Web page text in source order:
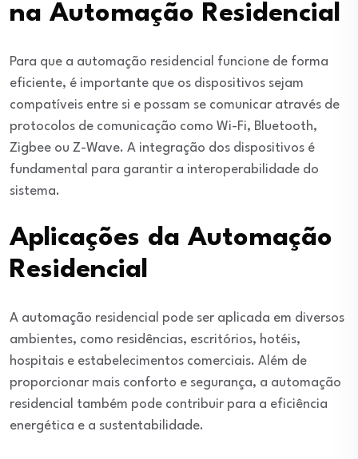
na Automação Residencial
Para que a automação residencial funcione de forma
eficiente, é importante que os dispositivos sejam
compatíveis entre si e possam se comunicar através de
protocolos de comunicação como Wi-Fi, Bluetooth,
Zigbee ou Z-Wave. A integração dos dispositivos é
fundamental para garantir a interoperabilidade do
sistema.
Aplicações da Automação
Residencial
A automação residencial pode ser aplicada em diversos
ambientes, como residências, escritórios, hotéis,
hospitais e estabelecimentos comerciais. Além de
proporcionar mais conforto e segurança, a automação
residencial também pode contribuir para a eficiência
energética e a sustentabilidade.